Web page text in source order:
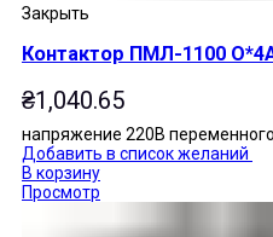
Закрыть
Контактор ПМЛ-1100
₴1,040.65
напряжение 220В
Добавить в список желаний
В корзину
Просмотр